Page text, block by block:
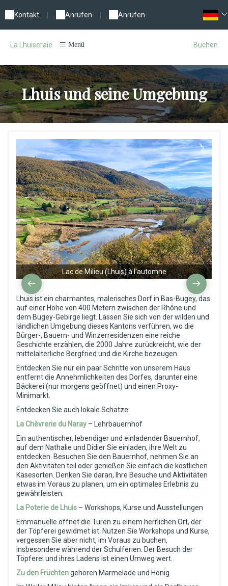
Kontakt Anrufen Anrufen
La Lhuiseraie Menü Buchen
Lhuis und seine Umgebung
Lac de Milieu (Lhuis) à l'automne
Lhuis ist ein charmantes, malerisches Dorf in Bas-Bugey, das
auf einer Höhe von 400 Metern zwischen der Rhône und
dem Bugey-Gebirge liegt. Lassen Sie sich von der wilden und
ländlichen Umgebung dieses Kantons verführen, wo die
Bürger-, Bauern- und Winzerresidenzen eine reiche
Geschichte erzählen, die 2000 Jahre zurückreicht, wie der
mittelalterliche Bergfried und die Kirche bezeugen.
Entdecken Sie nur ein paar Schritte von unserem Haus
entfernt die Annehmlichkeiten des Dorfes, darunter eine
Bäckerei (nur morgens geöffnet) und einen Proxy-
Minimarkt.
Entdecken Sie auch lokale Schätze:
La Chèvrerie du Naray – Lehrbauernhof
Ein authentischer, lebendiger und einladender Bauernhof,
auf dem Nathalie und Didier Sie einladen, ihre Welt zu
entdecken. Besuchen Sie den Bauernhof, nehmen Sie an
den Aktivitäten teil oder genießen Sie einfach die köstlichen
Käsesorten. Denken Sie daran, Ihre Besuche und Aktivitäten
etwas im Voraus zu planen, um ein optimales Erlebnis zu
gewährleisten.
La Poterie de Lhuis – Workshops, Kurse und Ausstellungen
Emmanuelle öffnet die Türen zu einem herrlichen Ort, der
der Töpferei gewidmet ist. Nutzen Sie Workshops und Kurse,
vergessen Sie aber nicht, im Voraus zu buchen,
insbesondere während der Schulferien. Der Besuch der
Töpferei und ihres Ladens ist einen Umweg wert.
Zu den Früchtengehören Marmelade und Honig